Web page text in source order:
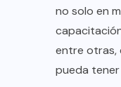
no solo en
entre otras,
pueda tener